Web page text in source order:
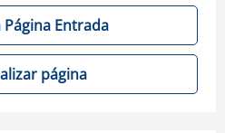
Página Entrada
página